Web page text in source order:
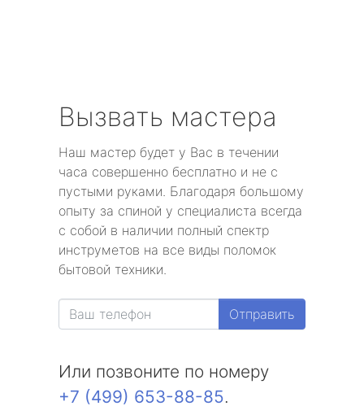
Вызвать мастера
Наш мастер будет у Вас в течении
часа совершенно бесплатно и не с
пустыми руками. Благодаря большому
опыту за спиной у специалиста всегда
с собой в наличии полный спектр
инструметов на все виды поломок
бытовой техники.
Отправить
Или позвоните по номеру
+7 (499) 653-88-85.